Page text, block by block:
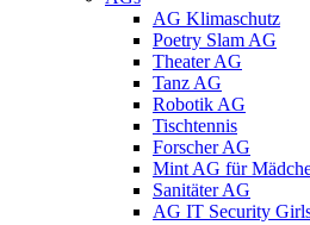
AG Klimaschutz
Poetry Slam AG
Theater AG
Tanz AG
Robotik AG
Tischtennis
Forscher AG
Mint AG für
Sanitäter AG
AG IT Security